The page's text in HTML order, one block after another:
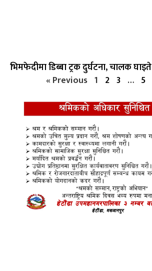
भिमफेदीमा डिब्बा ट्रक दुर्घटना, चालक घाइते
« Previous 1 2 3 … 5